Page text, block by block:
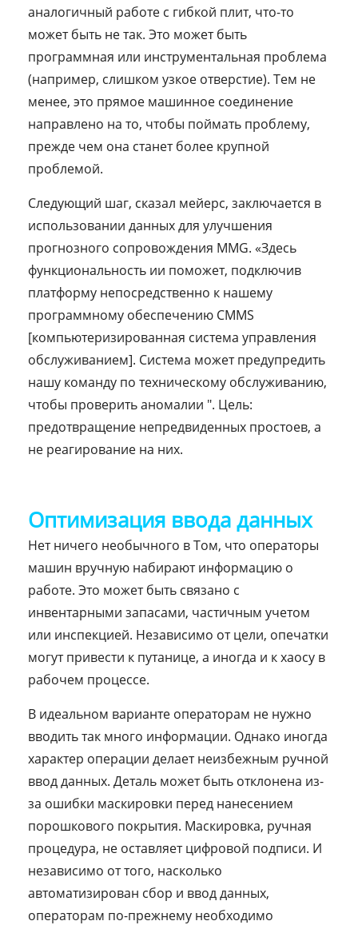
аналогичный работе с гибкой плит, что-то
может быть не так. Это может быть
программная или инструментальная проблема
(например, слишком узкое отверстие). Тем не
менее, это прямое машинное соединение
направлено на то, чтобы поймать проблему,
прежде чем она станет более крупной
проблемой.
Следующий шаг, сказал мейерс, заключается в
использовании данных для улучшения
прогнозного сопровождения MMG. «Здесь
функциональность ии поможет, подключив
платформу непосредственно к нашему
программному обеспечению CMMS
[компьютеризированная система управления
обслуживанием]. Система может предупредить
нашу команду по техническому обслуживанию,
чтобы проверить аномалии ". Цель:
предотвращение непредвиденных простоев, а
не реагирование на них.
Оптимизация ввода данных
Нет ничего необычного в Том, что операторы
машин вручную набирают информацию о
работе. Это может быть связано с
инвентарными запасами, частичным учетом
или инспекцией. Независимо от цели, опечатки
могут привести к путанице, а иногда и к хаосу в
рабочем процессе.
В идеальном варианте операторам не нужно
вводить так много информации. Однако иногда
характер операции делает неизбежным ручной
ввод данных. Деталь может быть отклонена из-
за ошибки маскировки перед нанесением
порошкового покрытия. Маскировка, ручная
процедура, не оставляет цифровой подписи. И
независимо от того, насколько
автоматизирован сбор и ввод данных,
операторам по-прежнему необходимо